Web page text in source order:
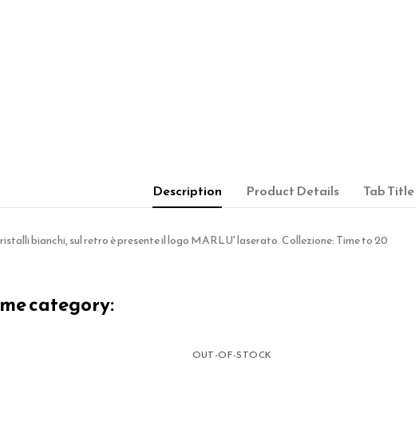
Description Product Details Tab Title
bianchi, sul retro è presente il logo MARLU' laserato. Collezione: Time to 20
category:
OUT-OF-STOCK